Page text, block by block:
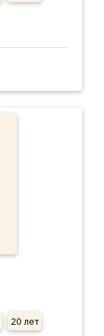
20 лет